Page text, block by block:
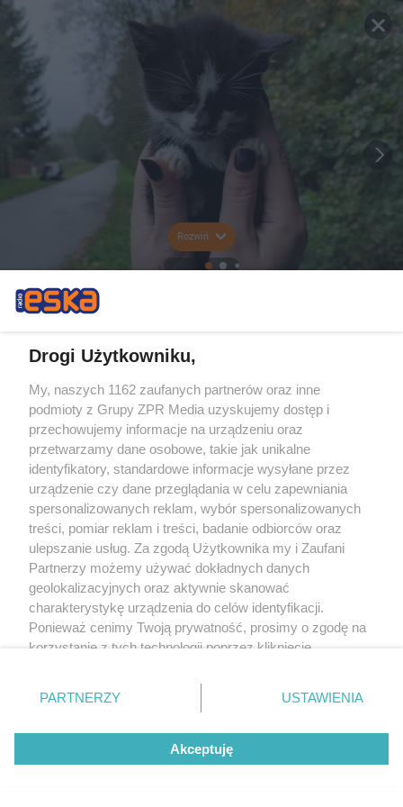
Rozwiń
Drogi Użytkowniku,
My, naszych 1162 zaufanych partnerów oraz inne
podmioty z Grupy ZPR Media uzyskujemy dostęp i
przechowujemy informacje na urządzeniu oraz
przetwarzamy dane osobowe, takie jak unikalne
identyfikatory, standardowe informacje wysyłane przez
urządzenie czy dane przeglądania w celu zapewniania
spersonalizowanych reklam, wybór spersonalizowanych
treści, pomiar reklam i treści, badanie odbiorców oraz
ulepszanie usług. Za zgodą Użytkownika my i Zaufani
Partnerzy możemy używać dokładnych danych
geolokalizacyjnych oraz aktywnie skanować
charakterystykę urządzenia do celów identyfikacji.
Ponieważ cenimy Twoją prywatność, prosimy o zgodę na
korzystanie z tych technologii poprzez kliknięcie
zmienić/wycofać klikając przycisk ustawień prywatności
znajdujący się w lewym dolnym rogu strony
rodzaje przetwarzania danych nie wymagają zgody
użytkownika, ale masz prawo sprzeciwić się takiemu
przetwarzaniu. Preferencje będą miały zastosowanie tylko
PARTNERZY USTAWIENIA
Akceptuję